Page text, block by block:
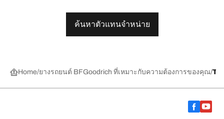
ค้นหาตัวแทนจำหน่าย
Home ยางรถยนต์ BFGoodrich ที่เหมาะกับความต้องการของคุณ